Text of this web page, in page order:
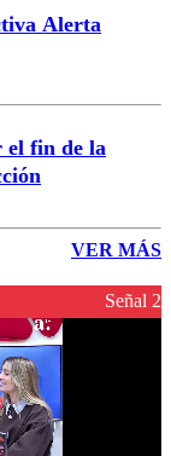
Alerta
el fin de la
VER MÁS
Señal 2